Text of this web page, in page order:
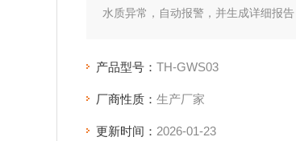
水质异常，自动报警，并生成详细报
产品型号： TH-GWS03
厂商性质： 生产厂家
更新时间： 2026-01-23